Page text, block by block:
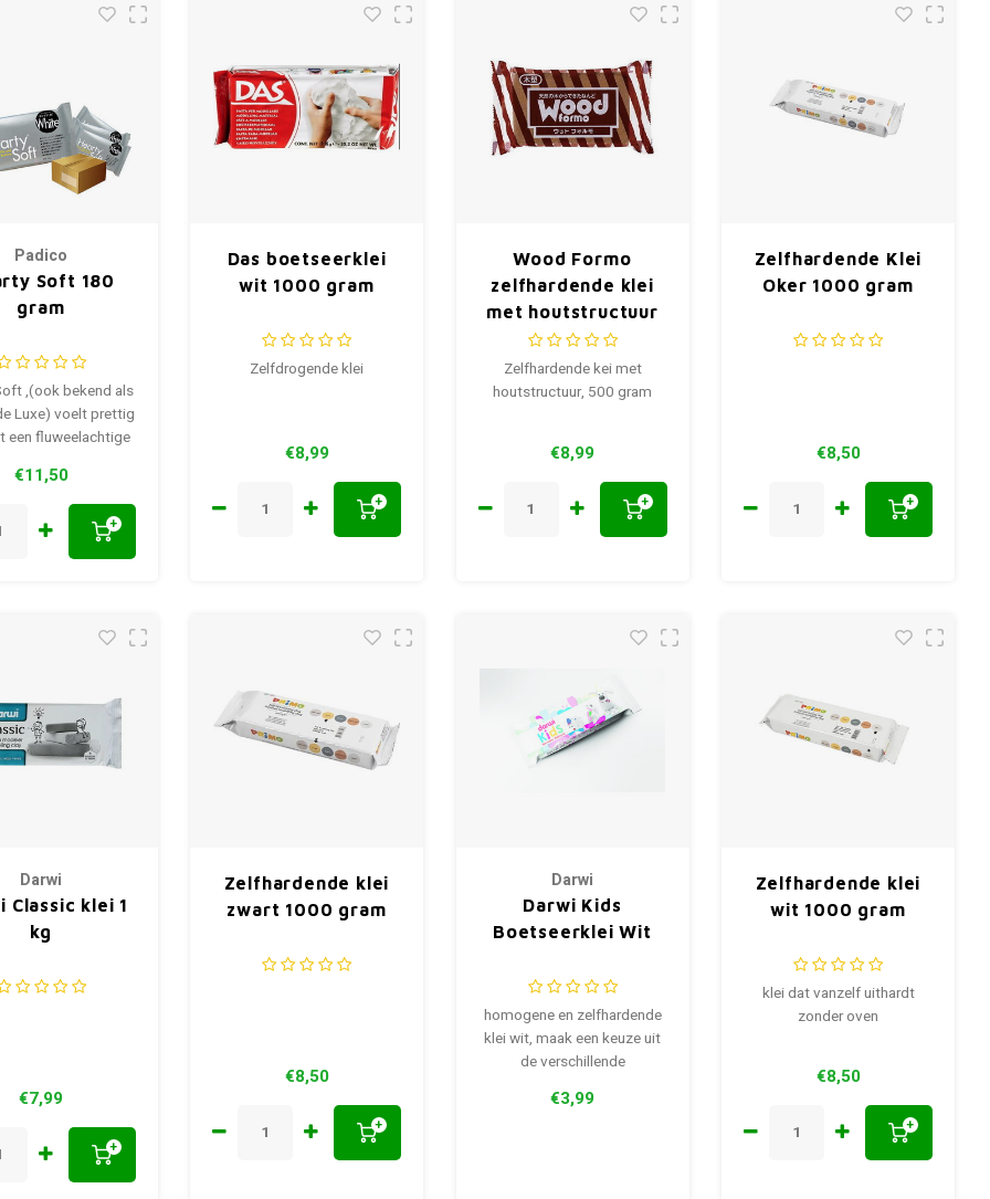
Padico
Soft 180
gram
,(ook bekend als
Luxe) voelt prettig
een fluweelachtige
€11,50
+
Das boetseerklei
wit 1000 gram
Zelfdrogende klei
€8,99
+
Wood Formo
zelfhardende klei
met houtstructuur
Zelfhardende kei met
houtstructuur, 500 gram
€8,99
+
Zelfhardende Klei
Oker 1000 gram
€8,50
+
Darwi
Classic klei 1
kg
€7,99
+
Zelfhardende klei
zwart 1000 gram
€8,50
+
Darwi
Darwi Kids
Boetseerklei Wit
homogene en zelfhardende
klei wit, maak een keuze uit
de verschillende
€3,99
Zelfhardende klei
wit 1000 gram
klei dat vanzelf uithardt
zonder oven
€8,50
+